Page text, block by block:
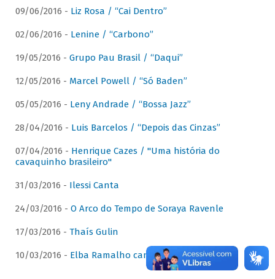
09/06/2016 - Liz Rosa / “Cai Dentro”
02/06/2016 - Lenine / “Carbono”
19/05/2016 - Grupo Pau Brasil / “Daqui”
12/05/2016 - Marcel Powell / “Só Baden”
05/05/2016 - Leny Andrade / “Bossa Jazz”
28/04/2016 - Luis Barcelos / “Depois das Cinzas”
07/04/2016 - Henrique Cazes / "Uma história do
cavaquinho brasileiro"
31/03/2016 - Ilessi Canta
24/03/2016 - O Arco do Tempo de Soraya Ravenle
17/03/2016 - Thaís Gulin
10/03/2016 - Elba Ramalho canta Dominguinhos